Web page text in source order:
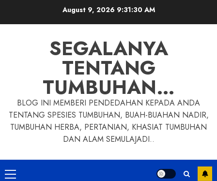
August 9, 2026 9:31:31 AM
SEGALANYA
TENTANG
TUMBUHAN…
BLOG INI MEMBERI PENDEDAHAN KEPADA ANDA
TENTANG SPESIES TUMBUHAN, BUAH-BUAHAN NADIR,
TUMBUHAN HERBA, PERTANIAN, KHASIAT TUMBUHAN
DAN ALAM SEMULAJADI..
Primary